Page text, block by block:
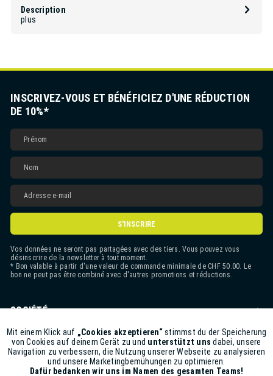
Description
plus
INSCRIVEZ-VOUS ET BÉNÉFICIEZ D'UNE RÉDUCTION
DE 10%*
S'INSCRIRE
Vos données ne seront pas partagées avec des tiers. Vous pouvez vous
désinscrire de la newsletter à tout moment.
* Bon valable à partir d'une valeur de commande minimale de CHF 50.00. Le
bon ne peut pas être combiné avec d'autres promotions et réductions.
SOCIÉTÉ
CONTACT
ASSISTANCE BOUTIQUE
Funktionale Aktiv
Marketing Inaktiv
Mit einem Klick auf „Cookies akzeptieren“stimmst du der Speicherung
von Cookies auf deinem Gerät zu und unterstützt uns dabei, unsere
Navigation zu verbessern, die Nutzung unserer Webseite zu analysieren
und unsere Marketingbemühungen zu optimieren.
Dafür bedanken wir uns im Namen des gesamten Teams!